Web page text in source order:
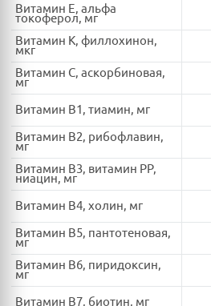
Витамин E, альфа
токоферол, мг
Витамин K, филлохинон,
мкг
Витамин C, аскорбиновая,
мг
Витамин B1, тиамин, мг
Витамин B2, рибофлавин,
мг
Витамин B3, витамин PP,
ниацин, мг
Витамин B4, холин, мг
Витамин B5, пантотеновая,
мг
Витамин B6, пиридоксин,
мг
Витамин B7, биотин, мг